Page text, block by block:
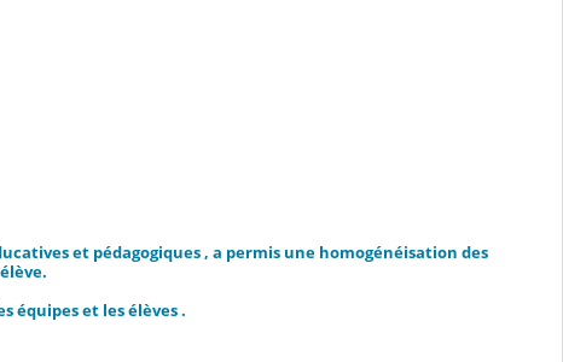
et pédagogiques , a permis une homogénéisation des
équipes et les élèves .